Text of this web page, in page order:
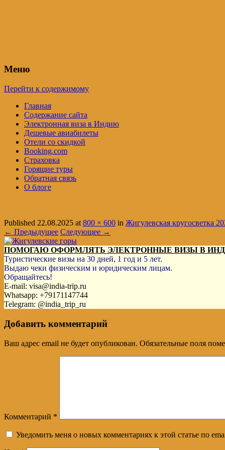
Меню
Перейти к содержимому
Главная
Содержание сайта
Электронная виза в Индию
Дешевые авиабилеты
Отели со скидкой
Booking.com
Страховка
Горящие туры
Обратная связь
О блоге
Published 22.08.2025 at800 × 600 in Жигулевская кругосветка
← Предыдущее Следующее →
ПОМОГАЮ ОФОРМЛЯТЬ ЭЛЕКТРОННЫЕ ВИЗЫ В
Туристические визы на 30 дней, 1 год и 5 лет.
Выдаю чеки физическим и юридическим лицам.
Обращайтесь!
E-mail: visa@india-trip.ru
Whatsapp: +79171147744
Telegram: @india_trip_ru
Добавить комментарий
Ваш адрес email не будет опубликован. Обязательные поля
Комментарий *
Уведомить меня о новых комментариях к этой статье по